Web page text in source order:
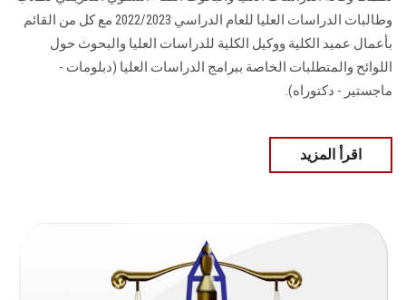
وطالبات الدراسات العليا للعام الدراسي 2022/2023 مع كل من القائم
بأعمال عميد الكلية ووكيل الكلية للدراسات العليا والبحوث حول
اللوائح والمتطلبات الخاصة ببرامج الدراسات العليا (دبلومات -
ماجستير - دكتوراه).
اقرأ المزيد